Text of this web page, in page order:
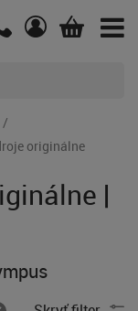
originálne
|